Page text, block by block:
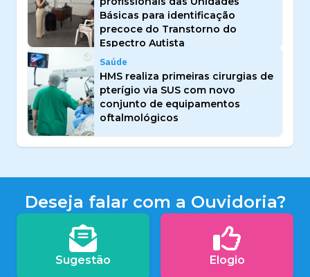
Básicas para identificação
precoce do Transtorno do
Espectro Autista
Saúde
HMS realiza primeiras cirurgias de
pterígio via SUS com novo
conjunto de equipamentos
oftalmológicos
Deseja falar com a Ouvidoria?
Sugestão Elogio